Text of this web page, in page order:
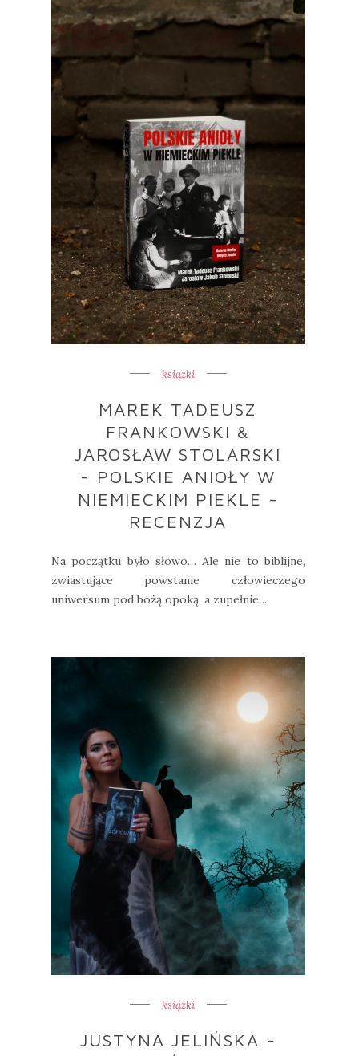
książki
MAREK TADEUSZ
FRANKOWSKI &
JAROSŁAW STOLARSKI
- POLSKIE ANIOŁY W
NIEMIECKIM PIEKLE -
RECENZJA
Na początku było słowo… Ale nie to biblijne,
zwiastujące powstanie człowieczego
uniwersum pod bożą opoką, a zupełnie ...
książki
JUSTYNA JELIŃSKA -